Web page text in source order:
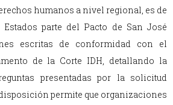
humanos a nivel regional, es de
Estados parte del Pacto de San José
escritas de conformidad con el
de la Corte IDH, detallando la
presentadas por la solicitud
permite que organizaciones